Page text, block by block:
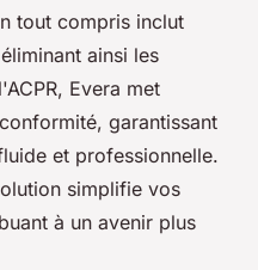
lecture
tout compris inclut
ainsi les
Evera met
garantissant
et professionnelle.
simplifie vos
à un avenir plus